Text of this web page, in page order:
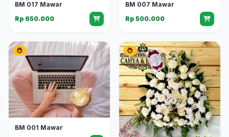
BM 017 Mawar
Rp 650.000
BM 007 Mawar
Rp 500.000
BM 001 Mawar